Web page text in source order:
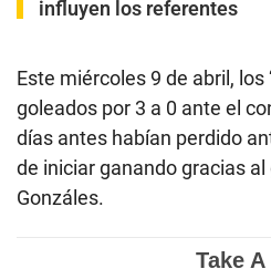
influyen los referentes
Este miércoles 9 de abril, los
goleados por 3 a 0 ante el
días antes habían perdido
de iniciar ganando gracias al
Gonzáles.